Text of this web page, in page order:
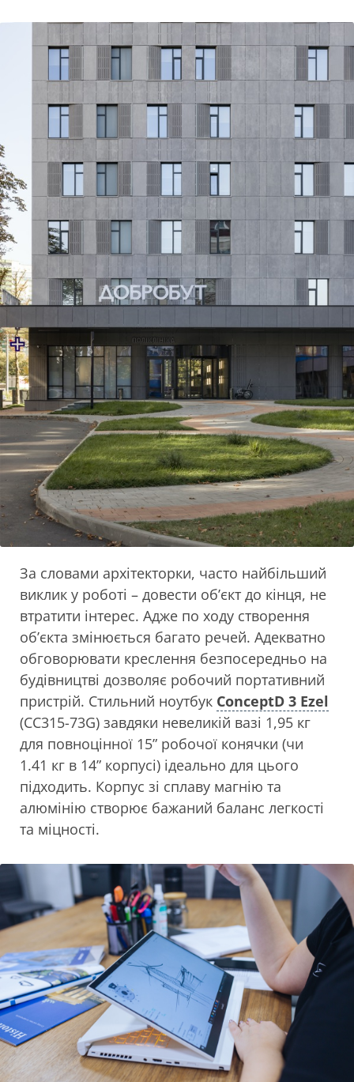
За словами архітекторки, часто найбільший
виклик у роботі – довести об’єкт до кінця, не
втратити інтерес. Адже по ходу створення
об’єкта змінюється багато речей. Адекватно
обговорювати креслення безпосередньо на
будівництві дозволяє робочий портативний
пристрій. Стильний ноутбук ConceptD 3 Ezel
(СС315-73G) завдяки невеликій вазі 1,95 кг
для повноцінної 15” робочої конячки (чи
1.41 кг в 14” корпусі) ідеально для цього
підходить. Корпус зі сплаву магнію та
алюмінію створює бажаний баланс легкості
та міцності.